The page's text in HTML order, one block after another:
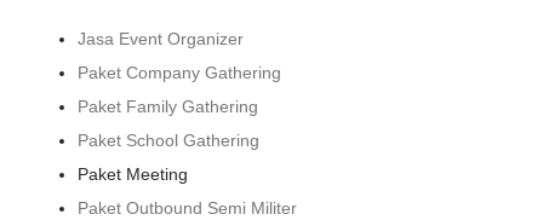
Jasa Event Organizer
Paket Company Gathering
Paket Family Gathering
Paket School Gathering
Paket Meeting
Paket Outbound Semi Militer